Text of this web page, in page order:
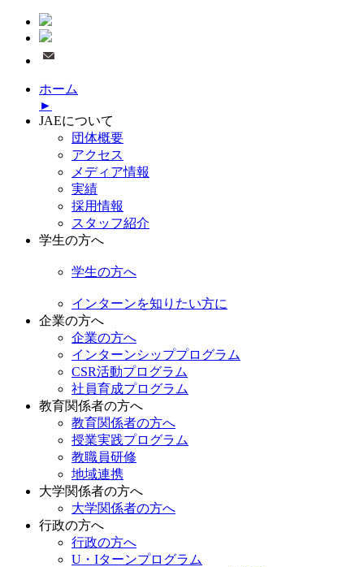
ホーム
►
JAEについて
団体概要
アクセス
メディア情報
実績
採用情報
スタッフ紹介
学生の方へ
学生の方へ
インターンを知りたい方に
企業の方へ
企業の方へ
インターンシッププログラム
CSR活動プログラム
社員育成プログラム
教育関係者の方へ
教育関係者の方へ
授業実践プログラム
教職員研修
地域連携
大学関係者の方へ
大学関係者の方へ
行政の方へ
行政の方へ
U・Iターンプログラム